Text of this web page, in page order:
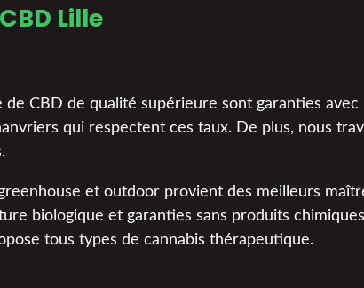
Lille
CBD de qualité supérieure sont garanties avec
qui respectent ces taux. De plus, nous
et outdoor provient des meilleurs
biologique et garanties sans produits
tous types de cannabis thérapeutique.